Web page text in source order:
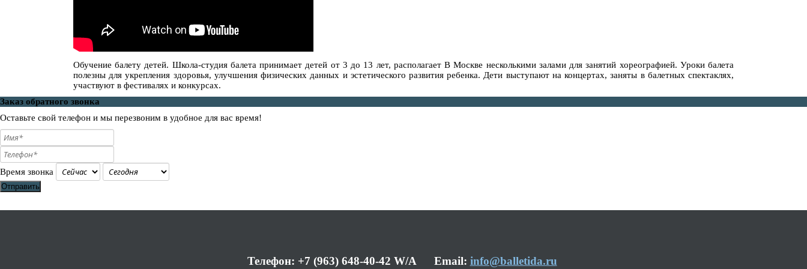
Обучение балету детей. Школа-студия балета принимает детей от 3 до 13 лет, располагает В Москве несколькими залами для занятий хореографией. Уроки балета
полезны для укрепления здоровья, улучшения физических данных и эстетического развития ребенка. Дети выступают на концертах, заняты в балетных спектаклях,
участвуют в фестивалях и конкурсах.
Заказ обратного звонка
Оставьте свой телефон и мы перезвоним в удобное для вас время!
Время звонка
Отправить
Телефон: +7 (963) 648-40-42 W/A Email: info@balletida.ru